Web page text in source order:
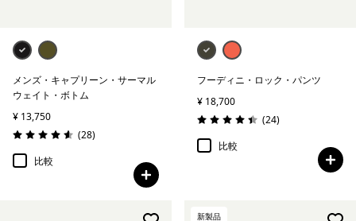
メンズ・キャプリーン・サーマル
ウェイト・ボトム
¥ 13,750
評価: 4.6 / 5
(28レビュー
)
比較
フーディニ・ロック・パンツ
¥ 18,700
評価: 4.4 / 5
(24レビュー
)
比較
新製品